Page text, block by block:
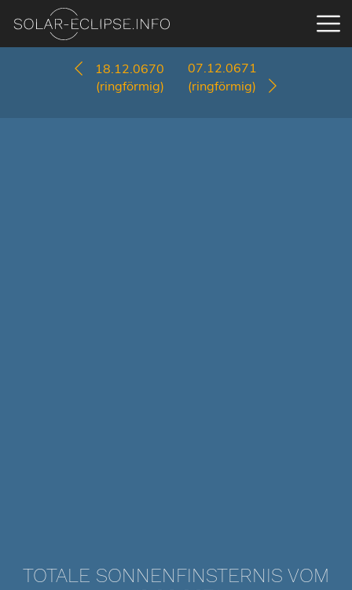
18.12.0670
(ringförmig)
07.12.0671
(ringförmig)
TOTALE SONNENFINSTERNIS VOM